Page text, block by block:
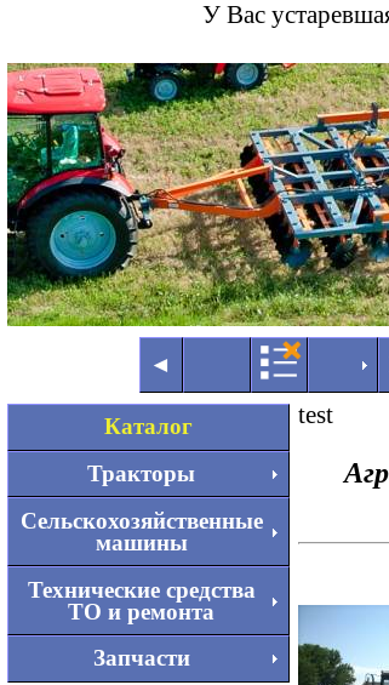
У Вас
◄ ►
◄
Каталог
Тракторы
Сельскохозяйственные
машины
Технические средства
ТО и ремонта
Запчасти
test